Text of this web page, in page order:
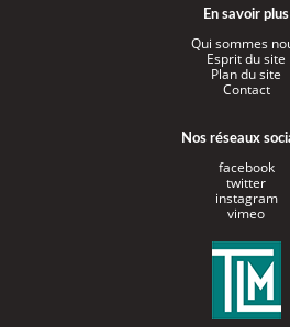
En savoir plus
Qui sommes
Esprit du site
Plan du site
Contact
Nos réseaux
facebook
twitter
instagram
vimeo